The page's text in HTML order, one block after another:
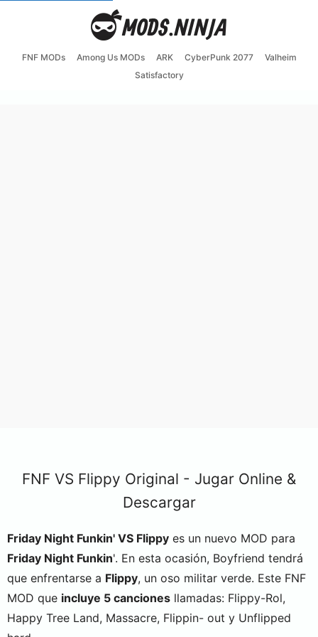
FNF MODs Among Us MODs ARK CyberPunk 2077
Valheim
Satisfactory
FNF VS Flippy Original - Jugar Online &
Descargar
Friday Night Funkin' VS Flippy es un nuevo MOD para
Friday Night Funkin'. En esta ocasión, Boyfriend tendrá
que enfrentarse a Flippy, un oso militar verde. Este FNF
MOD que incluye 5 canciones llamadas: Flippy-Rol,
Happy Tree Land, Massacre, Flippin- out y Unflipped